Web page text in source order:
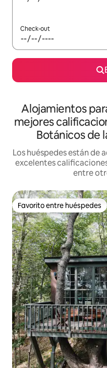
Check-out
Alojamientos
mejores
Botánicos de
Los huéspedes están de
excelentes
entre
Favorito entre huéspedes
Favorito entre huéspedes